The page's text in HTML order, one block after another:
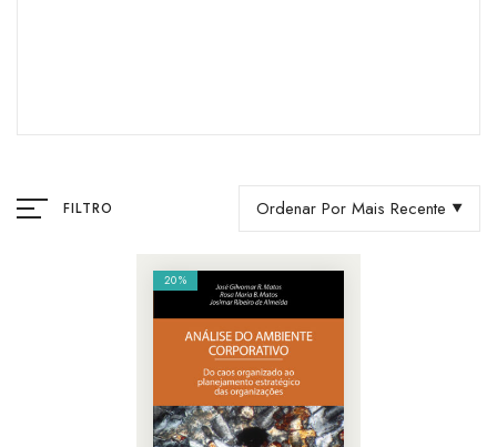
FILTRO Ordenar Por Mais Recente
20%